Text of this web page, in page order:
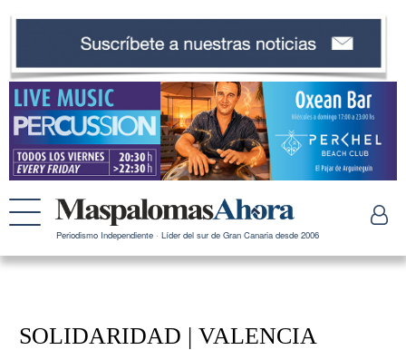
Periodismo Independiente · Líder del sur de Gran Canaria desde 2006
SOLIDARIDAD | VALENCIA